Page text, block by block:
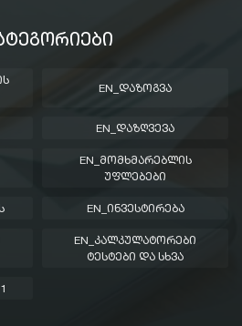
EN_ᲓᲐᲖᲝᲒᲕᲐ
EN_ᲓᲐᲖᲦᲕᲔᲕᲐ
EN_ᲛᲝᲛᲮᲛᲐᲠᲔᲑᲚᲘᲡ
ᲣᲤᲚᲔᲑᲔᲑᲘ
EN_ᲘᲜᲕᲔᲡᲢᲘᲠᲔᲑᲐ
EN_ᲙᲐᲚᲙᲣᲚᲐᲢᲝᲠᲔᲑᲘ
ᲢᲔᲡᲢᲔᲑᲘ ᲓᲐ ᲡᲮᲕᲐ